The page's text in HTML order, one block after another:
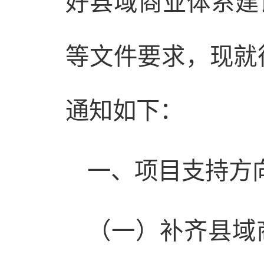
等文件要求，现
通知如下：
一、项目支持方
（一）补齐县